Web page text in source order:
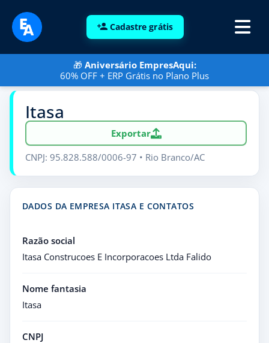
Cadastre grátis
🎁 Aniversário EmpresAqui:
60% OFF + ERP Grátis no Plano Plus
Itasa
Exportar
CNPJ: 95.828.588/0006-97 • Rio Branco/AC
DADOS DA EMPRESA ITASA E CONTATOS
Razão social
Itasa Construcoes E Incorporacoes Ltda Falido
Nome fantasia
Itasa
CNPJ